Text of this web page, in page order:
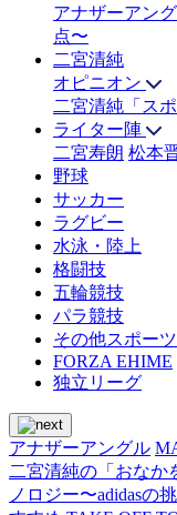
アナザーアン
点〜
二宮清純
オピニオン
二宮清純「ス
ライター陣
二宮寿朗 松本
野球
サッカー
ラグビー
水泳・陸上
格闘技
五輪競技
パラ競技
その他スポーツ
FORZA EHIME
独立リーグ
アナザーアングル
二宮清純の「おなか
ノロジー〜adidasの